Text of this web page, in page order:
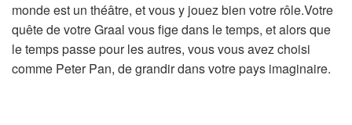
monde est un théâtre, et vous y jouez bien votre rôle.Votre
quête de votre Graal vous fige dans le temps, et alors que
le temps passe pour les autres, vous vous avez choisi
comme Peter Pan, de grandir dans votre pays imaginaire.